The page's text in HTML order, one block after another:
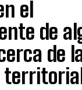
el
de
de